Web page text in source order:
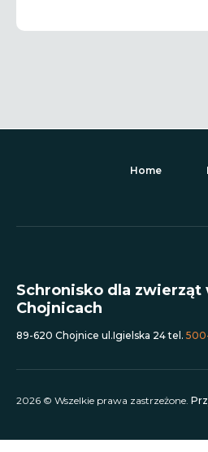
Home
Schronisko dla zwierząt
Chojnicach
89-620 Chojnice ul.Igielska 24 tel.
2026 © Wszelkie prawa zastrzeżone.